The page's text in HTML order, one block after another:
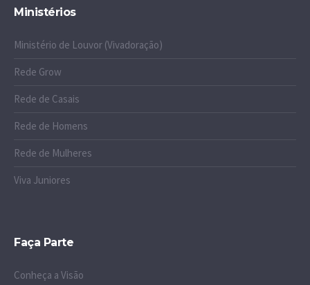
Ministérios
Ministério de Louvor (Vivadoração)
Rede Grow
Rede de Casais
Rede de Homens
Rede de Mulheres
Viva Juniores
Faça Parte
Conheça a Visão